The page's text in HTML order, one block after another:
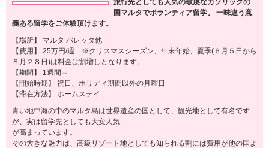
旅行先としても人気の敬虔なカソリックの
国マルタでボランティア留学。 一味違う意
義ある留学をご体験頂けます。
【場所】 マルタ バレッタ他
【費用】 25万円/週 ※クリスマスシーズン、年末年始、夏季(６月５日から
８月２８日)は料金は割増しとなります。
【期間】 1週間～
【開始時期】 祝日、ホリディ期間以外の月曜日
【滞在方法】 ホームステイ
青い地中海の中のマルタ島は世界遺産の国として、観光地として有名です
が、実は留学先としても大変人気
が高まっています。
その大きな魅力は、高級リゾート地としても知られる割には費用が他の国よ